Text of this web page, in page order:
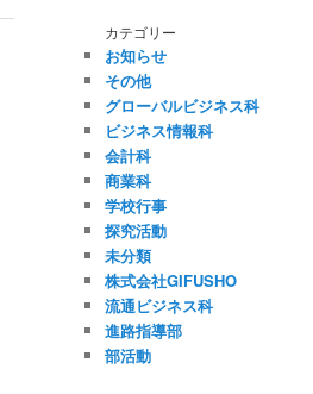
カテゴリー
お知らせ
その他
グローバルビジネス科
ビジネス情報科
会計科
商業科
学校行事
探究活動
未分類
株式会社GIFUSHO
流通ビジネス科
進路指導部
部活動